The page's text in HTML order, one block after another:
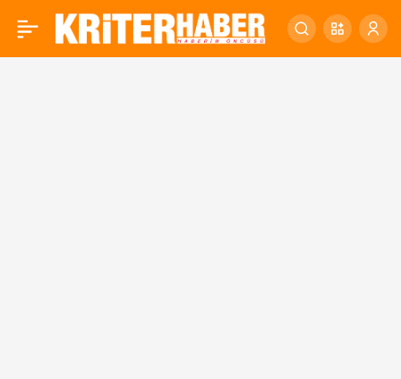
Tarihi Kentler Birliği, 0